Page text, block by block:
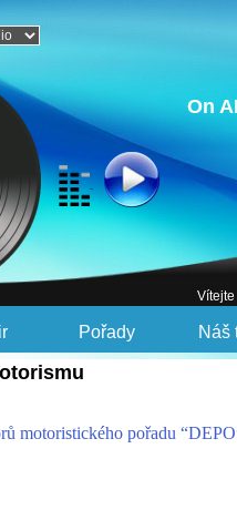
On
Pořady Náš
motoristického pořadu